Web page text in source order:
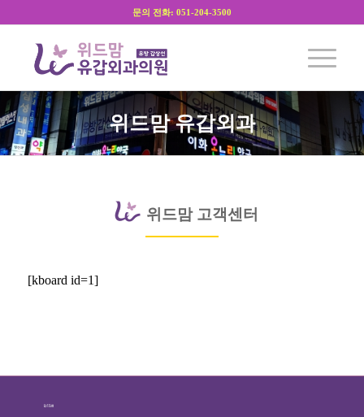
문의 전화: 051-204-3500
위드맘 유갑외과
위드맘 고객센터
[kboard id=1]